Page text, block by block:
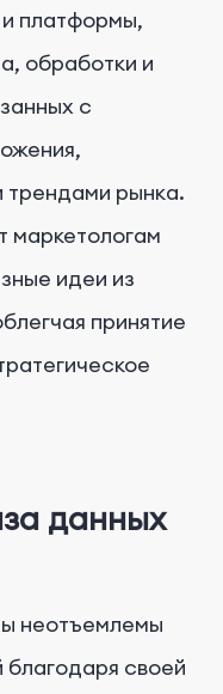
платформы,
обработки и
с
трендами рынка.
маркетологам
идеи из
принятие
данных
неотъемлемы
благодаря своей